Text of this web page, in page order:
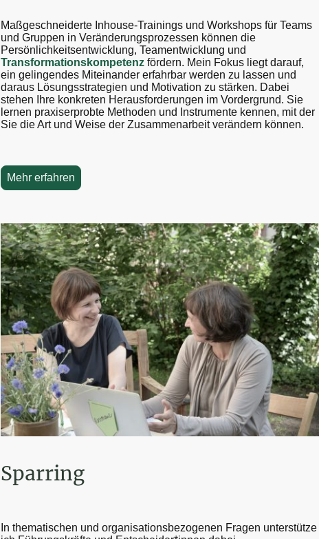
Maßgeschneiderte Inhouse-Trainings und Workshops für Teams
und Gruppen in Veränderungsprozessen können die
Persönlichkeitsentwicklung, Teamentwicklung und
Transformationskompetenz fördern. Mein Fokus liegt darauf,
ein gelingendes Miteinander erfahrbar werden zu lassen und
daraus Lösungsstrategien und Motivation zu stärken. Dabei
stehen Ihre konkreten Herausforderungen im Vordergrund. Sie
lernen praxiserprobte Methoden und Instrumente kennen, mit der
Sie die Art und Weise der Zusammenarbeit verändern können.
Mehr erfahren
Sparring
In thematischen und organisationsbezogenen Fragen unterstütze